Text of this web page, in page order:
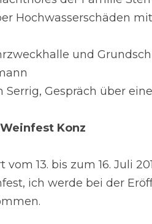
Hochwasserschäden
und
Serrig, Gespräch über
Konz
13. bis zum 16. Juli
ich werde bei der